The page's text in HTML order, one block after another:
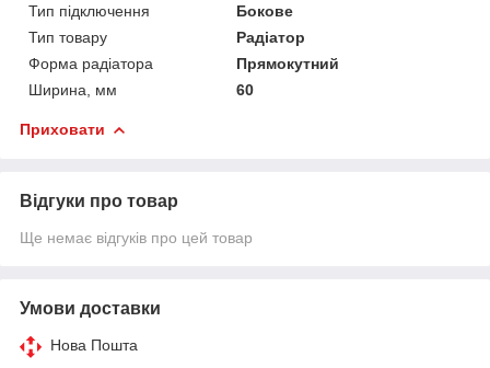
Тип підключення
Бокове
Тип товару
Радіатор
Форма радіатора
Прямокутний
Ширина, мм
60
Приховати
Відгуки про товар
Ще немає відгуків про цей товар
Умови доставки
Нова Пошта